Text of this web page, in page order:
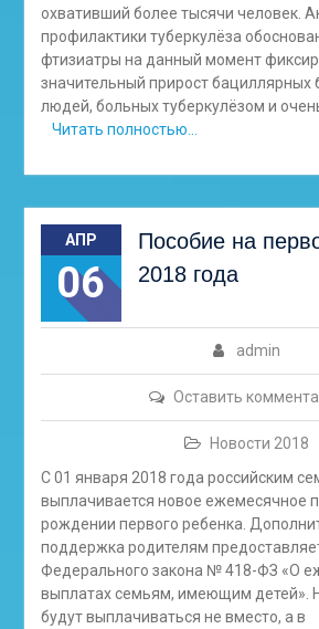
охвативший более тысячи человек.
профилактики туберкулёза
фтизиатры на данный момент
значительный прирост бациллярных
людей, больных туберкулёзом и
Читать полностью…
АПР
06
Пособие на
2018 года
admin
Оставить
Новости 2018
С 01 января 2018 года российским
выплачивается новое ежемесячное
рождении первого ребенка.
поддержка родителям
Федерального закона № 418-ФЗ «О
выплатах семьям, имеющим детей».
будут выплачиваться не вместо, а в